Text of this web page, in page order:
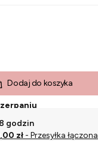
Dodaj do koszyka
godzin
zł - Przesyłka łączona